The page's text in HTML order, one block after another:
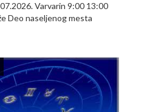
Varvarin 9:00 13:00
Deo naseljenog mesta